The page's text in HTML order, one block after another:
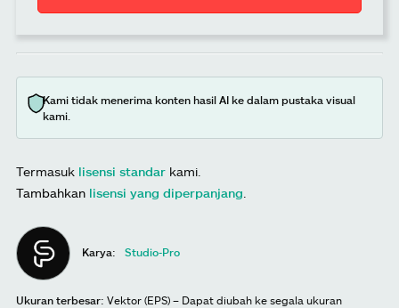
Kami tidak menerima konten hasil AI ke dalam pustaka visual
kami.
Termasuk lisensi standar kami.
Tambahkan lisensi yang diperpanjang
Karya: Studio-Pro
Ukuran terbesar: Vektor (EPS) – Dapat diubah ke segala ukuran